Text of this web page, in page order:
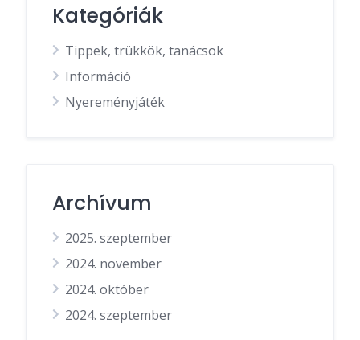
Kategóriák
Tippek, trükkök, tanácsok
Információ
Nyereményjáték
Archívum
2025. szeptember
2024. november
2024. október
2024. szeptember